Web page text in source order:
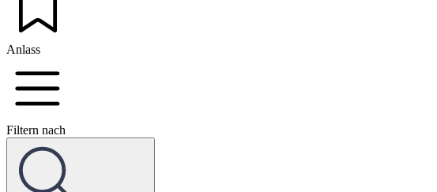
Anlass
Filtern nach